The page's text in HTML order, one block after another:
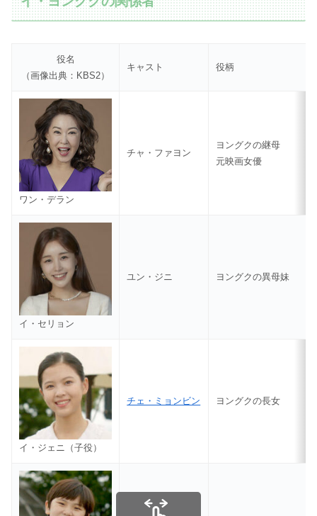
役名
（画像出典：KBS2）
キャスト 役柄
ワン・デラン
チャ・ファヨン
ヨングクの継母
元映画女優
イ・セリョン
ユン・ジニ ヨングクの異母妹
イ・ジェニ（子役）
チェ・ミョンビン ヨングクの長女